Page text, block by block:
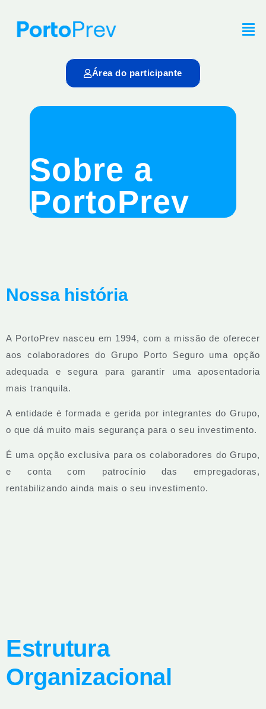
Área do participante
Sobre a
PortoPrev
Nossa história
A PortoPrev nasceu em 1994, com a missão de oferecer
aos colaboradores do Grupo Porto Seguro uma opção
adequada e segura para garantir uma aposentadoria
mais tranquila.
A entidade é formada e gerida por integrantes do Grupo,
o que dá muito mais segurança para o seu investimento.
É uma opção exclusiva para os colaboradores do Grupo,
e conta com patrocínio das empregadoras,
rentabilizando ainda mais o seu investimento.
Estrutura
Organizacional